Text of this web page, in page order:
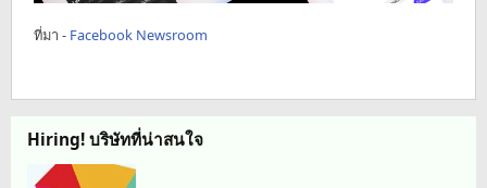
ที่มา - Facebook Newsroom
Hiring! บริษัทที่น่าสนใจ